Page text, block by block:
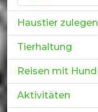
Haustier zulegen
Tierhaltung
Reisen mit Hund
Aktivitäten